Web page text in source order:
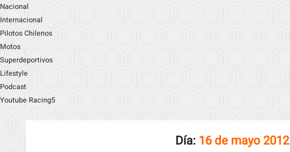
Nacional
Internacional
Pilotos Chilenos
Motos
Superdeportivos
Lifestyle
Podcast
Youtube Racing5
Día: 16 de mayo 2012